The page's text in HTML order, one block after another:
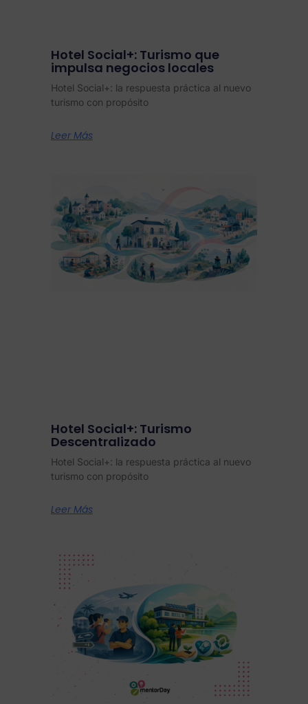
Hotel Social+: Turismo que
impulsa negocios locales
Hotel Social+: la respuesta práctica al nuevo
turismo con propósito
Leer Más
Hotel Social+: Turismo
Descentralizado
Hotel Social+: la respuesta práctica al nuevo
turismo con propósito
Leer Más